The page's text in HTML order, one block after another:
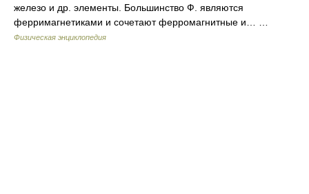
железо и др. элементы. Большинство Ф. являются
ферримагнетиками и сочетают ферромагнитные и… …
Физическая энциклопедия